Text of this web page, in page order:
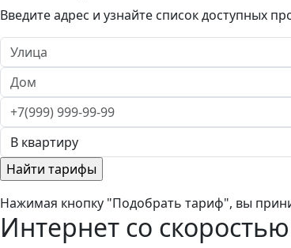
Введите адрес и узнайте список доступных
Нажимая кнопку "Подобрать тариф", вы
Интернет со